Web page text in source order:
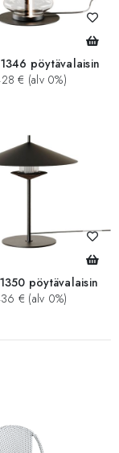
pöytävalaisin
€ (alv 0%)
pöytävalaisin
€ (alv 0%)